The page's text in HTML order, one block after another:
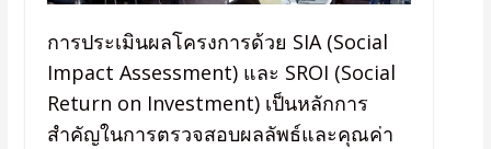
การประเมินผลโครงการด้วย SIA (Social
Impact Assessment) และ SROI (Social
Return on Investment) เป็นหลักการ
สำคัญในการตรวจสอบผลลัพธ์และคุณค่า